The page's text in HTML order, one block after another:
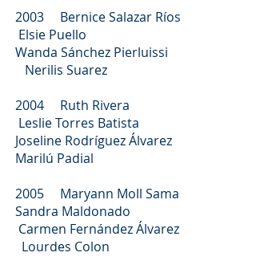
2003 Bernice Salazar Ríos
Elsie Puello
Wanda Sánchez Pierluissi
Nerilis Suarez
2004 Ruth Rivera
Leslie Torres Batista
Joseline Rodríguez Álvarez
Marilú Padial
2005 Maryann Moll Sama
Sandra Maldonado
Carmen Fernández Álvarez
Lourdes Colon